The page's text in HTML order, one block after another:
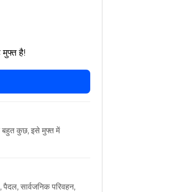
है!
बहुत कुछ, इसे मुफ्त में
पैदल, सार्वजनिक परिवहन,